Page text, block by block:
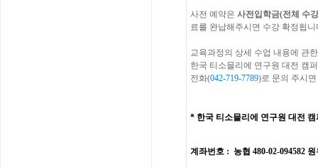
사전 예약은 사전입학금(전체 수
료를 완납해주시면 수강 확정됩니
교육과정의 상세 수업 내용에 관한
한국 티소믈리에 연구원 대전 캠
전화(042-719-7789)로 문의 주시면
* 한국 티소믈리에 연구원 대전 캠
계좌번호 : 농협 480-02-094582